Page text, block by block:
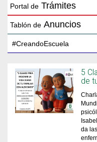
Portal de Trámites
Tablón de Anuncios
5
de
da